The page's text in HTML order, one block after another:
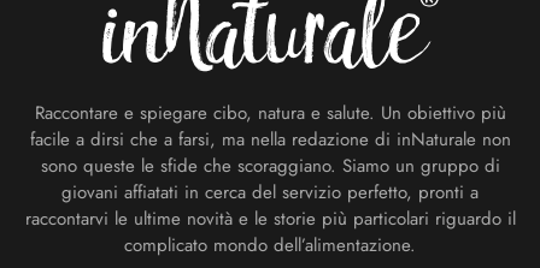
Raccontare e spiegare cibo, natura e salute. Un obiettivo più
facile a dirsi che a farsi, ma nella redazione di inNaturale non
sono queste le sfide che scoraggiano. Siamo un gruppo di
giovani affiatati in cerca del servizio perfetto, pronti a
raccontarvi le ultime novità e le storie più particolari riguardo il
complicato mondo dell’alimentazione.